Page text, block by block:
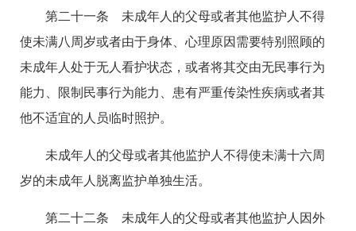
第二十一条 未成年人的父母或者其他监护人不得
使未满八周岁或者由于身体、心理原因需要特别照顾的
未成年人处于无人看护状态，或者将其交由无民事行为
能力、限制民事行为能力、患有严重传染性疾病或者其
他不适宜的人员临时照护。
未成年人的父母或者其他监护人不得使未满十六周
岁的未成年人脱离监护单独生活。
第二十二条 未成年人的父母或者其他监护人因外